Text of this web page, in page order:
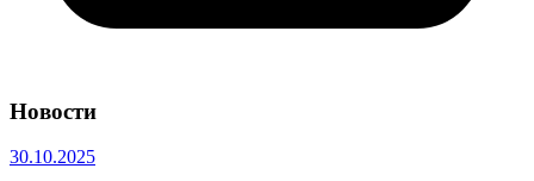
Новости
30.10.2025